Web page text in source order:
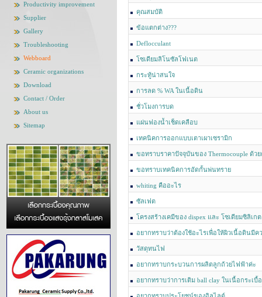
Productivity improvement
Supplier
Gallery
Troubleshooting
Webboard
Ceramic organizations
Download
Contact / Order
About us
Sitemap
คุณสมบัติ
ข้อแตกต่าง???
Deflocculant
โซเดียมลิโนซัลโฟเนต
กระทู้น่าสนใจ
การลด % WA ในเนื้อดิน
ชั่วโมงการบด
แผ่นฟองน้ำเช็ดเคลือบ
เทคนิคการออกแบบเตาเผาเซรามิก
ขอทราบราคาปัจจุบันของ Thermocouple ด้ว
ขอทราบเทคนิคการอัดกั้นพ่นทราย
whiting คืออะไร
ซัลเฟต
โครงสร้างเคมีของ dispex และ โซเดียมซิลิเกต
อยากทราบว่าต้องใช้อะไรเพื่อให้ผิวเนื้อดินมี
ของศิลาแลง
วัสดุทนไฟ
อยากทราบกระบวนการผลิตลูกถ้วยไฟฟ้าค่ะ
อยากทราบว่าการเติม ball clay ในเนื้อกระเบื้